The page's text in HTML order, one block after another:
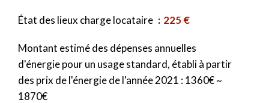
État des lieux charge locataire 225 €
Montant estimé des dépenses annuelles
d'énergie pour un usage standard, établi à partir
des prix de l'énergie de l'année 2021 : 1360€ ~
1870€